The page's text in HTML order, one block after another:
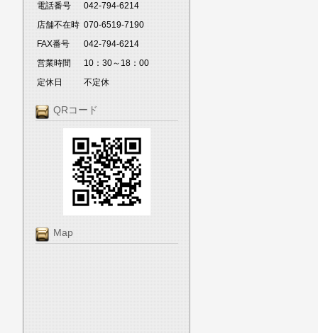
電話番号
042-794-6214
店舗不在時 070-6519-7190
FAX番号
042-794-6214
営業時間
10：30～18：00
定休日
不定休
QRコード
Map